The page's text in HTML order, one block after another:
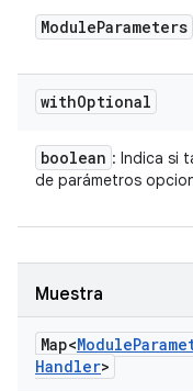
ModuleParameters
withOptional
boolean : Indica si
de parámetros
Muestra
Map<Module
Handler>